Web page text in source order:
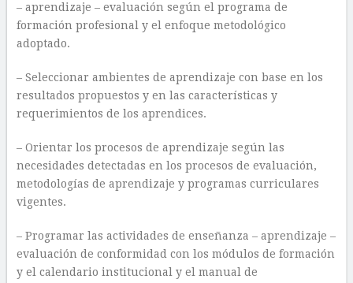
– aprendizaje – evaluación según el programa de
formación profesional y el enfoque metodológico
adoptado.
– Seleccionar ambientes de aprendizaje con base en los
resultados propuestos y en las características y
requerimientos de los aprendices.
– Orientar los procesos de aprendizaje según las
necesidades detectadas en los procesos de evaluación,
metodologías de aprendizaje y programas curriculares
vigentes.
– Programar las actividades de enseñanza – aprendizaje –
evaluación de conformidad con los módulos de formación
y el calendario institucional y el manual de